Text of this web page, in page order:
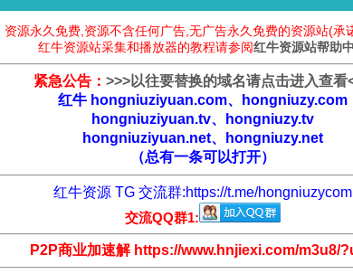
资源永久免费,资源不含任何广告,无广告永久免费的资源站(承
红牛资源站采集和播放器的教程请参阅红牛资源站帮助
紧急公告： >>>以往要替换的域名请点击进入查看
红牛 hongniuziyuan.com、hongniuzy.com
hongniuziyuan.tv、hongniuzy.tv
hongniuziyuan.net、hongniuzy.net
（总有一条可以打开）
红牛资源 TG 交流群:https://t.me/hongniuzycom
交流QQ群1:
P2P商业加速解 https://www.hnjiexi.com/m3u8/